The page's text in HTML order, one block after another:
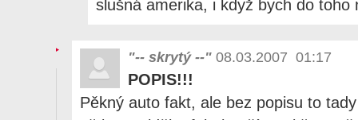
slušná amerika, i když bych do toho
"-- skrytý --" 08.03.2007 01:17
POPIS!!!
Pěkný auto fakt, ale bez popisu to